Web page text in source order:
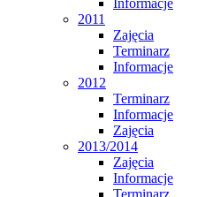
Informacje
2011
Zajęcia
Terminarz
Informacje
2012
Terminarz
Informacje
Zajęcia
2013/2014
Zajęcia
Informacje
Terminarz